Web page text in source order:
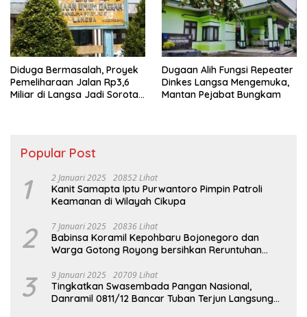
Diduga Bermasalah, Proyek
Pemeliharaan Jalan Rp3,6
Miliar di Langsa Jadi Sorotan
Dugaan Alih Fungsi Repeater
Dinkes Langsa Mengemuka,
Mantan Pejabat Bungkam
Popular Post
1 2 Januari 2025 20852 Lihat
Kanit Samapta Iptu Purwantoro Pimpin Patroli
Keamanan di Wilayah Cikupa
2 7 Januari 2025 20836 Lihat
Babinsa Koramil Kepohbaru Bojonegoro dan
Warga Gotong Royong bersihkan Reruntuhan
3 9 Januari 2025 20709 Lihat
Tingkatkan Swasembada Pangan Nasional,
Danramil 0811/12 Bancar Tuban Terjun Langsung